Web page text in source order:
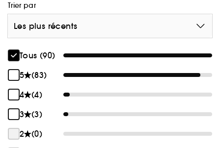
Trier par
Les plus récents
Tous (90)
5
(83)
4
(4)
3
(3)
2
(0)